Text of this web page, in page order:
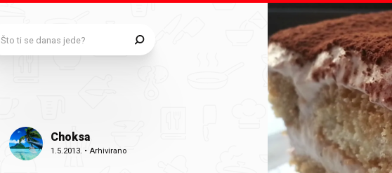
Choksa
1.5.2013. •Arhivirano
Što ti se danas jede?